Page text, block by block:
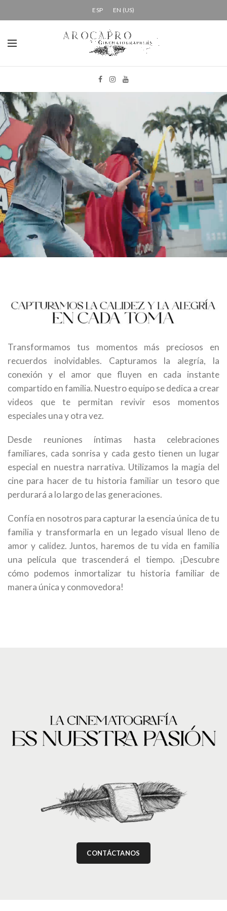
ESP EN (US)
Transformamos tus momentos más preciosos en
recuerdos inolvidables. Capturamos la alegría, la
conexión y el amor que fluyen en cada instante
compartido en familia. Nuestro equipo se dedica a crear
videos que te permitan revivir esos momentos
especiales una y otra vez.
Desde reuniones íntimas hasta celebraciones
familiares, cada sonrisa y cada gesto tienen un lugar
especial en nuestra narrativa. Utilizamos la magia del
cine para hacer de tu historia familiar un tesoro que
perdurará a lo largo de las generaciones.
Confía en nosotros para capturar la esencia única de tu
familia y transformarla en un legado visual lleno de
amor y calidez. Juntos, haremos de tu vida en familia
una película que trascenderá el tiempo. ¡Descubre
cómo podemos inmortalizar tu historia familiar de
manera única y conmovedora!
CONTÁCTANOS